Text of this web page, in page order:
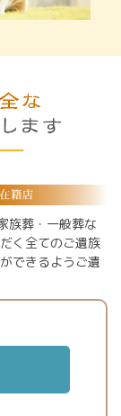
族葬・一般葬な
く全てのご遺族
できるようご遺